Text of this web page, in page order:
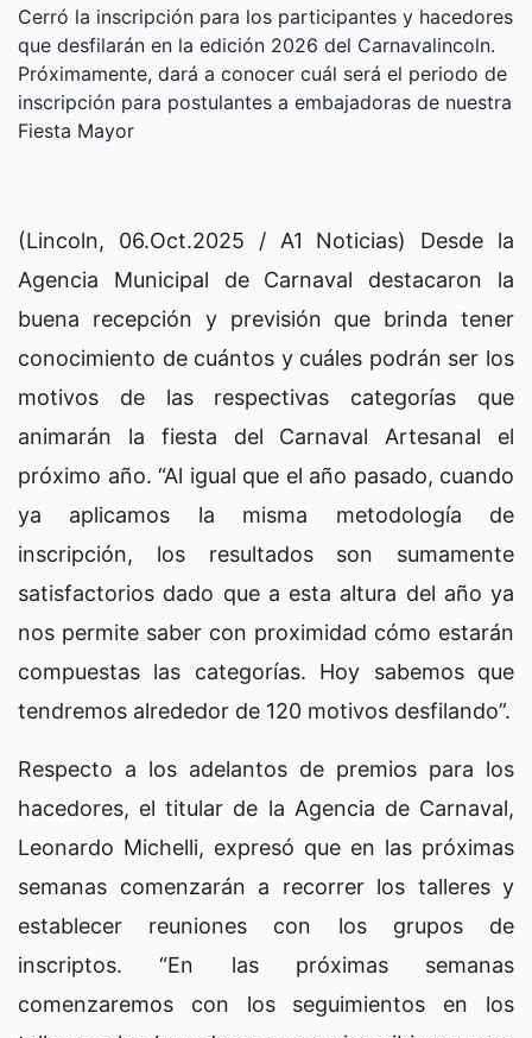
Cerró la inscripción para los participantes y hacedores
que desfilarán en la edición 2026 del Carnavalincoln.
Próximamente, dará a conocer cuál será el periodo de
inscripción para postulantes a embajadoras de nuestra
Fiesta Mayor
(Lincoln, 06.Oct.2025 / A1 Noticias) Desde la
Agencia Municipal de Carnaval destacaron la
buena recepción y previsión que brinda tener
conocimiento de cuántos y cuáles podrán ser los
motivos de las respectivas categorías que
animarán la fiesta del Carnaval Artesanal el
próximo año. “Al igual que el año pasado, cuando
ya aplicamos la misma metodología de
inscripción, los resultados son sumamente
satisfactorios dado que a esta altura del año ya
nos permite saber con proximidad cómo estarán
compuestas las categorías. Hoy sabemos que
tendremos alrededor de 120 motivos desfilando”.
Respecto a los adelantos de premios para los
hacedores, el titular de la Agencia de Carnaval,
Leonardo Michelli, expresó que en las próximas
semanas comenzarán a recorrer los talleres y
establecer reuniones con los grupos de
inscriptos. “En las próximas semanas
comenzaremos con los seguimientos en los